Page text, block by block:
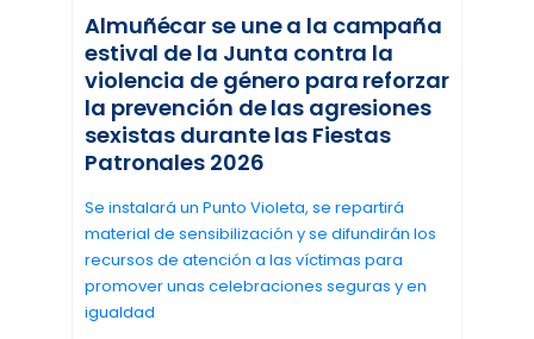
Almuñécar se une a la campaña
estival de la Junta contra la
violencia de género para reforzar
la prevención de las agresiones
sexistas durante las Fiestas
Patronales 2026
Se instalará un Punto Violeta, se repartirá
material de sensibilización y se difundirán los
recursos de atención a las víctimas para
promover unas celebraciones seguras y en
igualdad